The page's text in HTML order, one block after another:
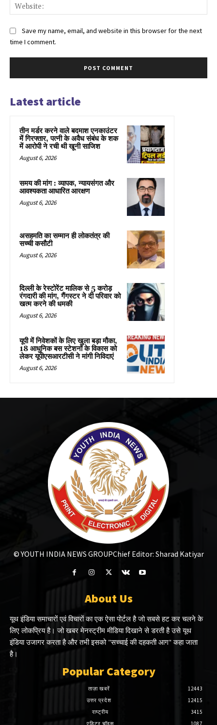
Save my name, email, and website in this browser for the next
time I comment.
Latest article
तीन मर्डर करने वाले बदमाश एनकाउंटर
में गिरफ्तार, पत्नी के अवैध संबंध के शक
में आरोपी ने रची थी खूनी साजिश
August 6, 2026
समय की मांग : व्यापक, न्यायसंगत और
आवश्यकता आधारित आरक्षण
August 6, 2026
असहमति का सम्मान ही लोकतंत्र की
सच्ची कसौटी
August 6, 2026
दिल्ली के रेस्टोरेंट मालिक से 5 करोड़
रंगदारी की मांग, गैंगस्टर ने दी परिवार को
खत्म करने की धमकी
August 6, 2026
यूपी में निवेशकों के लिए खुला बड़ा मौका,
18 आधुनिक बस स्टेशनों के विकास को
लेकर यूपीएसआरटीसी ने मांगी निविदाएं
August 6, 2026
© YOUTH INDIA NEWS GROUPChief Editor: Sharad Katiyar
About Us
यूथ इंडिया समाचारों एवं विचारों का एक ऐसा पोर्टल है जो सबसे हट कर चलने के
लिए लोकप्रिय है। जो खबर मेनस्ट्रीम मीडिया दिखाने से डरती है उसे यूथ
इंडिया उजागर करता है और तभी इसको "सच्चाई की दहकती आग" कहा जाता
है।
Popular Category
ताज़ा खबरें
12443
उत्तर प्रदेश
12415
राष्ट्रीय
3415
एडिटर चॉइस
1087